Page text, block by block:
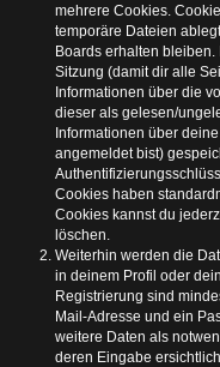
mehrere Cookies.
temporäre Dateien
Boards erhalten
Sitzung (damit dir alle
Informationen über die
dieser als gelesen/
Informationen über
angemeldet bist)
Cookies haben
Cookies kannst du
löschen.
Weiterhin werden die
in deinem Profil oder
Registrierung sind
Mail-Adresse und ein
weitere Daten als
deren Eingabe ersichtlich.